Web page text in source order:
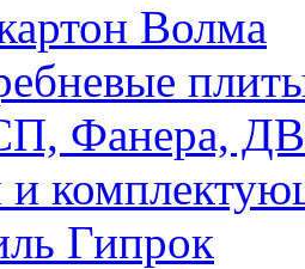
Волма
Фанера,
Гипрок